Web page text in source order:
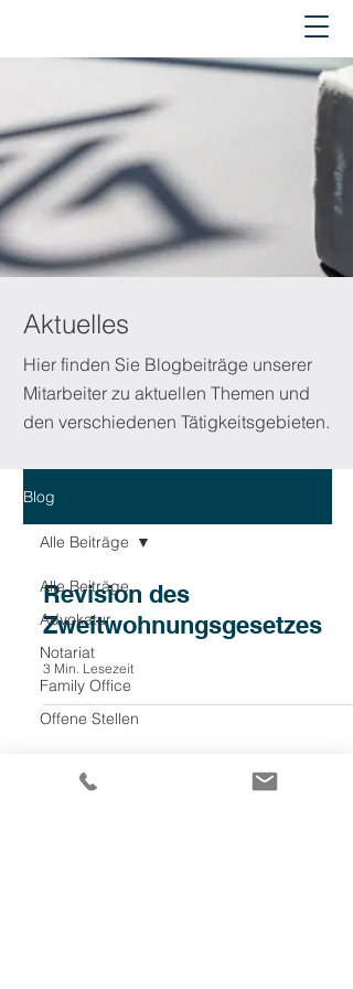
Aktuelles
Hier finden Sie Blogbeiträge unserer
Mitarbeiter zu aktuellen Themen und
den verschiedenen Tätigkeitsgebieten.
Blog
Alle Beiträge
Advokatur
Notariat
Family Office
Offene Stellen
Alle Beiträge
Revision des
Zweitwohnungsgesetzes
3 Min. Lesezeit